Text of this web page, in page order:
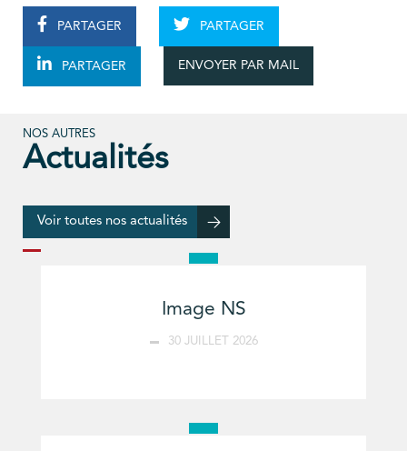
PARTAGER PARTAGER
PARTAGER ENVOYER PAR MAIL
NOS AUTRES
Actualités
Voir toutes nos actualités
Image NS
30 JUILLET 2026